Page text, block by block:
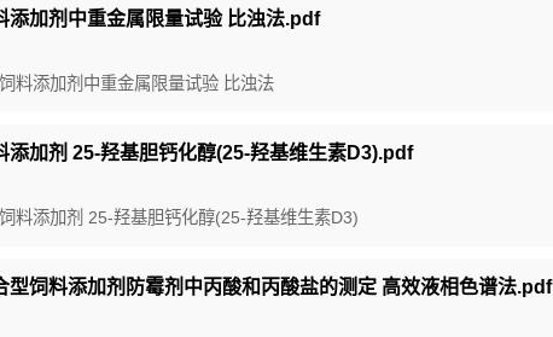
添加剂中重金属限量试验 比浊法.pdf
料添加剂中重金属限量试验 比浊法
添加剂 25-羟基胆钙化醇(25-羟基维生素D3).pdf
料添加剂 25-羟基胆钙化醇(25-羟基维生素D3)
型饲料添加剂防霉剂中丙酸和丙酸盐的测定 高效液相色谱法.pdf